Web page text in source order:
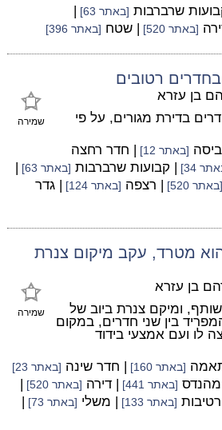
שרברבות [באתר 63]
|
[באתר 520] | שטח [באתר 396]
רטובים
שמירה
בן עזרא
בדירת מגורים, על פי
[באתר 12] | חדר רחצה
34] | קבועות שרברבות [באתר 63]
|
[באתר 520] | רצפה [באתר 124] | גדר
מטרד, עקב מיקום צנרת
שמירה
בן עזרא
ומיקם צנרת ביוב של
בין שני חדרים, במקום
לו ועם אמצעי בידוד
[באתר 160] | חדר שינה [באתר 23]
[באתר 441] | דירה [באתר 520]
|
[באתר 133] | משלי [באתר 73]
|